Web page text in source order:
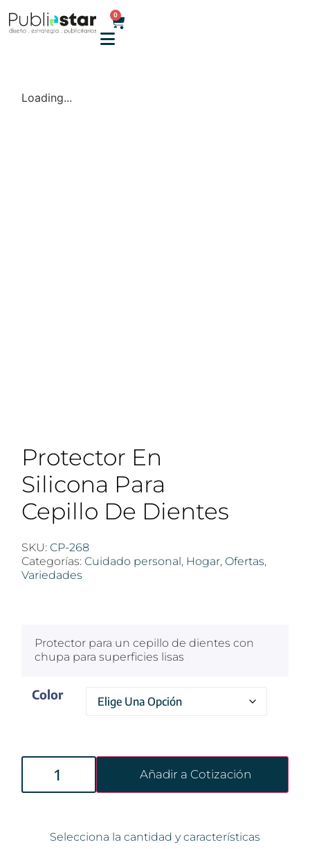
0
Loading...
Protector En
Silicona Para
Cepillo De Dientes
SKU: CP-268
Categorías: Cuidado personal , Hogar, Ofertas,
Variedades
Protector para un cepillo de dientes con
chupa para superficies lisas
Color
Añadir a Cotización
Selecciona la cantidad y características